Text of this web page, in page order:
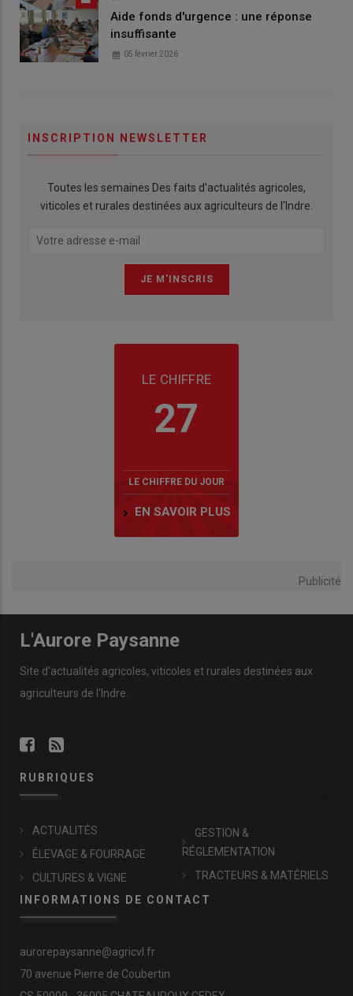
Aide fonds d'urgence : une réponse
insuffisante
05 février 2026
INSCRIPTION NEWSLETTER
Toutes les semaines Des faits d'actualités agricoles,
viticoles et rurales destinées aux agriculteurs de l'Indre.
LE CHIFFRE
27
LE CHIFFRE DU JOUR
EN SAVOIR PLUS
Publicité
L'Aurore Paysanne
Site d'actualités agricoles, viticoles et rurales destinées aux
agriculteurs de l'Indre.
RUBRIQUES
ACTUALITÉS
ÉLEVAGE & FOURRAGE
CULTURES & VIGNE
GESTION &
RÉGLEMENTATION
TRACTEURS & MATÉRIELS
INFORMATIONS DE CONTACT
aurorepaysanne@agricvl.fr
70 avenue Pierre de Coubertin